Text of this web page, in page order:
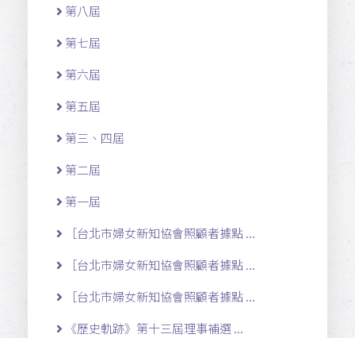
第八屆
第七屆
第六屆
第五屆
第三、四屆
第二屆
第一屆
［台北市婦女新知協會照顧者據點 ...
［台北市婦女新知協會照顧者據點 ...
［台北市婦女新知協會照顧者據點 ...
《歷史軌跡》第十三屆理事補選 ...